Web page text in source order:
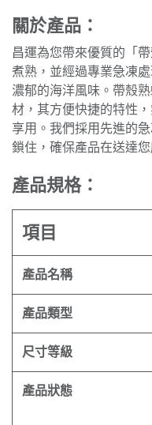
關於產品：
昌運為您帶來優質的「
煮熟，並經過專業急凍
濃郁的海洋風味。帶殼
材，其方便快捷的特性
享用。我們採用先進的
鎖住，確保產品在送達
產品規格：
項目
產品名稱
產品類型
尺寸等級
產品狀態